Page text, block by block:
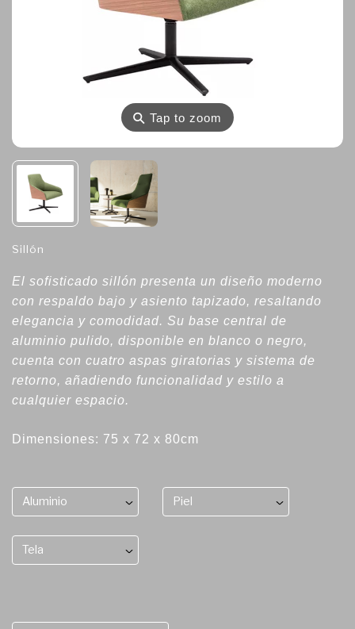
⚲Tap to zoom
Sillón
El sofisticado sillón presenta un diseño moderno
con respaldo bajo y asiento tapizado, resaltando
elegancia y comodidad. Su base central de
aluminio pulido, disponible en blanco o negro,
cuenta con cuatro aspas giratorias y sistema de
retorno, añadiendo funcionalidad y estilo a
cualquier espacio.
Dimensiones: 75 x 72 x 80cm
Aluminio Piel
Tela